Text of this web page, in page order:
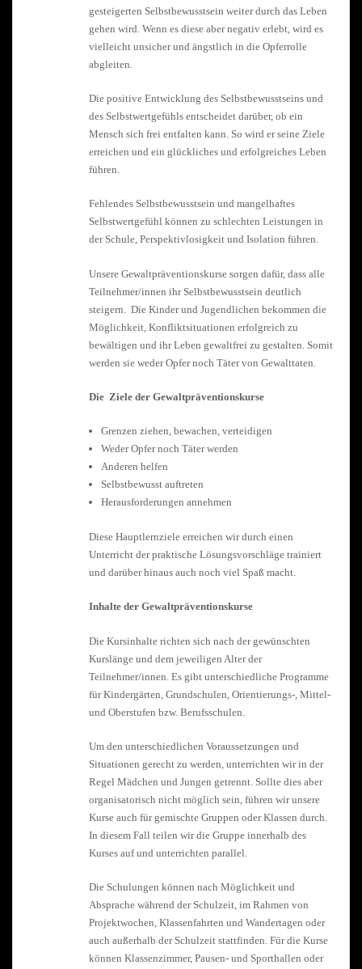
gesteigerten Selbstbewusstsein weiter durch das Leben
gehen wird. Wenn es diese aber negativ erlebt, wird es
vielleicht unsicher und ängstlich in die Opferrolle
abgleiten.
Die positive Entwicklung des Selbstbewusstseins und
des Selbstwertgefühls entscheidet darüber, ob ein
Mensch sich frei entfalten kann. So wird er seine Ziele
erreichen und ein glückliches und erfolgreiches Leben
führen.
Fehlendes Selbstbewusstsein und mangelhaftes
Selbstwertgefühl können zu schlechten Leistungen in
der Schule, Perspektivlosigkeit und Isolation führen.
Unsere Gewaltpräventionskurse sorgen dafür, dass alle
Teilnehmer/innen ihr Selbstbewusstsein deutlich
steigern. Die Kinder und Jugendlichen bekommen die
Möglichkeit, Konfliktsituationen erfolgreich zu
bewältigen und ihr Leben gewaltfrei zu gestalten. Somit
werden sie weder Opfer noch Täter von Gewalttaten.
Die Ziele der Gewaltpräventionskurse
Grenzen ziehen, bewachen, verteidigen
Weder Opfer noch Täter werden
Anderen helfen
Selbstbewusst auftreten
Herausforderungen annehmen
Diese Hauptlernziele erreichen wir durch einen
Unterricht der praktische Lösungsvorschläge trainiert
und darüber hinaus auch noch viel Spaß macht.
Inhalte der Gewaltpräventionskurse
Die Kursinhalte richten sich nach der gewünschten
Kurslänge und dem jeweiligen Alter der
Teilnehmer/innen. Es gibt unterschiedliche Programme
für Kindergärten, Grundschulen, Orientierungs-, Mittel-
und Oberstufen bzw. Berufsschulen.
Um den unterschiedlichen Voraussetzungen und
Situationen gerecht zu werden, unterrichten wir in der
Regel Mädchen und Jungen getrennt. Sollte dies aber
organisatorisch nicht möglich sein, führen wir unsere
Kurse auch für gemischte Gruppen oder Klassen durch.
In diesem Fall teilen wir die Gruppe innerhalb des
Kurses auf und unterrichten parallel.
Die Schulungen können nach Möglichkeit und
Absprache während der Schulzeit, im Rahmen von
Projektwochen, Klassenfahrten und Wandertagen oder
auch außerhalb der Schulzeit stattfinden. Für die Kurse
können Klassenzimmer, Pausen- und Sporthallen oder